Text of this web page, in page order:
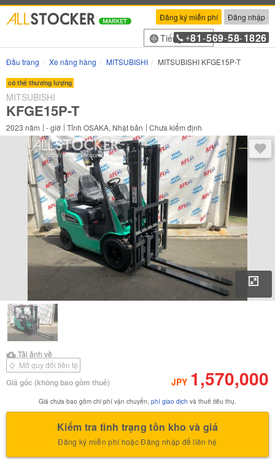
Đăng ký miễn phí Đăng nhập
Tiếng Việt
+81 -569-58-1826
Đầu trang Xe nâng hàng MITSUBISHI MITSUBISHI KFGE15P-T
có thể thương lượng
MITSUBISHI
KFGE15P-T
2023 năm -giờ Tỉnh OSAKA, Nhật bản Chưa kiểm định
Tải ảnh về
Tải ảnh về
Giá gốc (không bao gồm thuế) JPY 1,570,000
Mở quy đổi tiền tệ
Giá chưa bao gồm chi phí vận chuyển, phí giao dịch và thuế tiêu thụ.
Kiểm tra tình trạng tồn kho và giá
Đăng ký miễn phí hoặc Đăng nhập để liên hệ